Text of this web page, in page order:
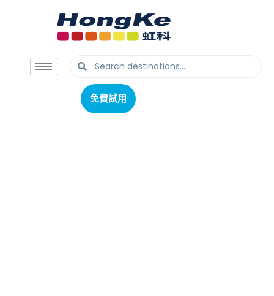
免費試用
免費試用